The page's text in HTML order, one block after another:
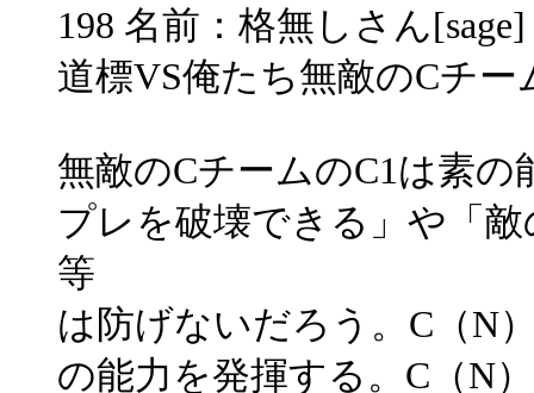
198 名前：格無しさん
道標VS俺たち無敵のCチー
無敵のCチームのC1は素
プレを破壊できる」や「
等
は防げないだろう。C（N
の能力を発揮する。C（N